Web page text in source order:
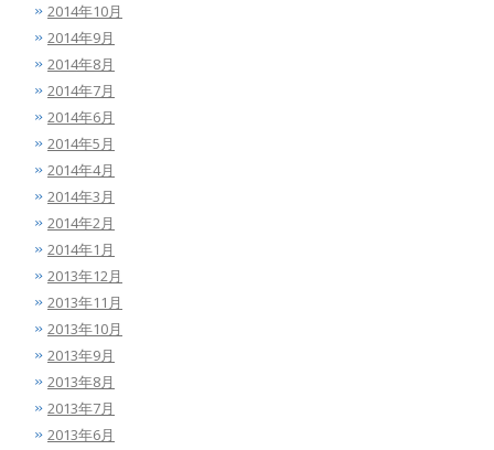
2014年10月
2014年9月
2014年8月
2014年7月
2014年6月
2014年5月
2014年4月
2014年3月
2014年2月
2014年1月
2013年12月
2013年11月
2013年10月
2013年9月
2013年8月
2013年7月
2013年6月